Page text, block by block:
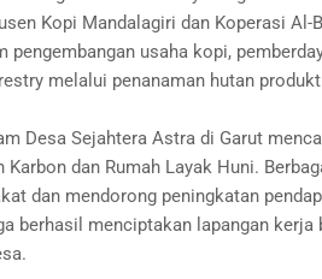
Kopi Mandalagiri dan Koperasi
pengembangan usaha kopi,
melalui penanaman hutan
Desa Sejahtera Astra di Garut
Karbon dan Rumah Layak Huni.
dan mendorong peningkatan
berhasil menciptakan lapangan